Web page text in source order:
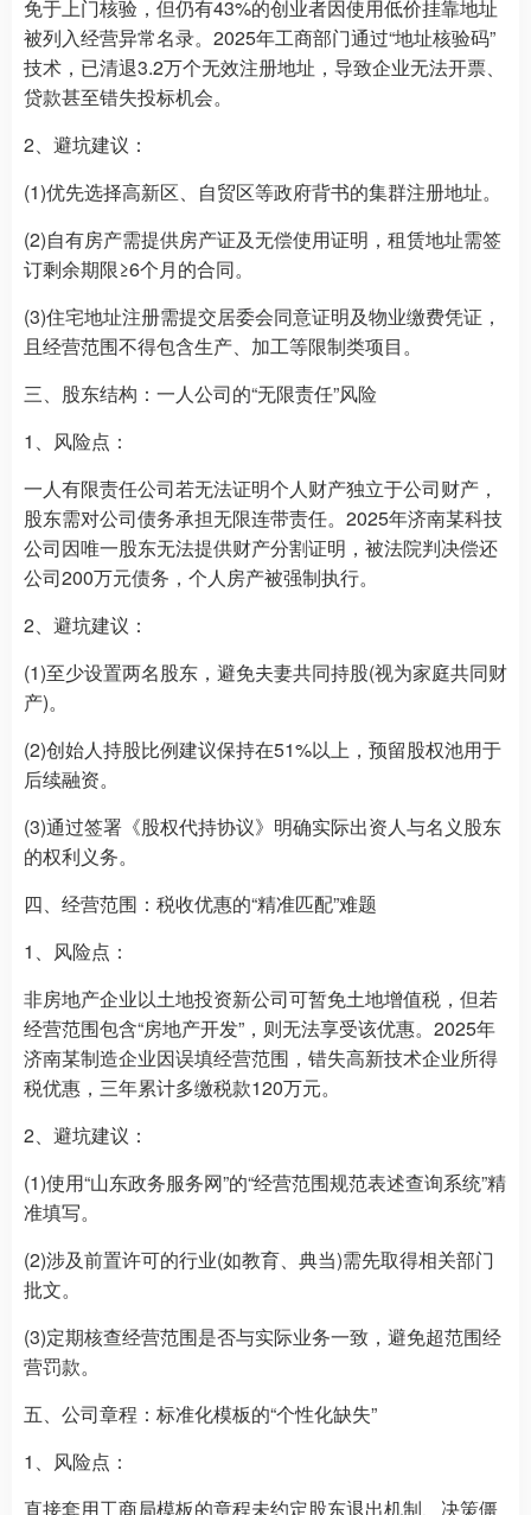
免于上门核验，但仍有43%的创业者因使用低价挂靠地址
被列入经营异常名录。2025年工商部门通过“地址核验码”
技术，已清退3.2万个无效注册地址，导致企业无法开票、
贷款甚至错失投标机会。
2、避坑建议：
(1)优先选择高新区、自贸区等政府背书的集群注册地址。
(2)自有房产需提供房产证及无偿使用证明，租赁地址需签
订剩余期限≥6个月的合同。
(3)住宅地址注册需提交居委会同意证明及物业缴费凭证，
且经营范围不得包含生产、加工等限制类项目。
三、股东结构：一人公司的“无限责任”风险
1、风险点：
一人有限责任公司若无法证明个人财产独立于公司财产，
股东需对公司债务承担无限连带责任。2025年济南某科技
公司因唯一股东无法提供财产分割证明，被法院判决偿还
公司200万元债务，个人房产被强制执行。
2、避坑建议：
(1)至少设置两名股东，避免夫妻共同持股(视为家庭共同财
产)。
(2)创始人持股比例建议保持在51%以上，预留股权池用于
后续融资。
(3)通过签署《股权代持协议》明确实际出资人与名义股东
的权利义务。
四、经营范围：税收优惠的“精准匹配”难题
1、风险点：
非房地产企业以土地投资新公司可暂免土地增值税，但若
经营范围包含“房地产开发”，则无法享受该优惠。2025年
济南某制造企业因误填经营范围，错失高新技术企业所得
税优惠，三年累计多缴税款120万元。
2、避坑建议：
(1)使用“山东政务服务网”的“经营范围规范表述查询系统”精
准填写。
(2)涉及前置许可的行业(如教育、典当)需先取得相关部门
批文。
(3)定期核查经营范围是否与实际业务一致，避免超范围经
营罚款。
五、公司章程：标准化模板的“个性化缺失”
1、风险点：
直接套用工商局模板的章程未约定股东退出机制、决策僵